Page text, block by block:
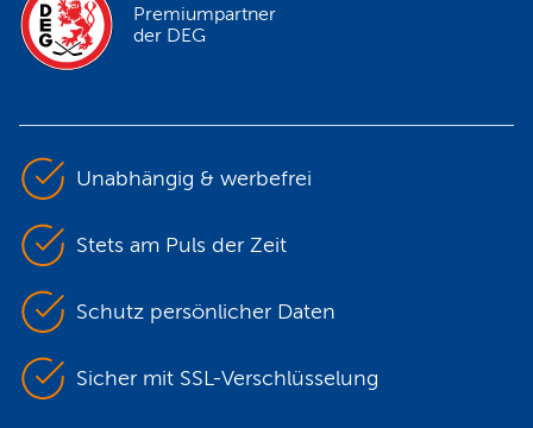
Premiumpartner
der DEG
Unabhängig & werbefrei
Stets am Puls der Zeit
Schutz persönlicher Daten
Sicher mit SSL-Verschlüsselung